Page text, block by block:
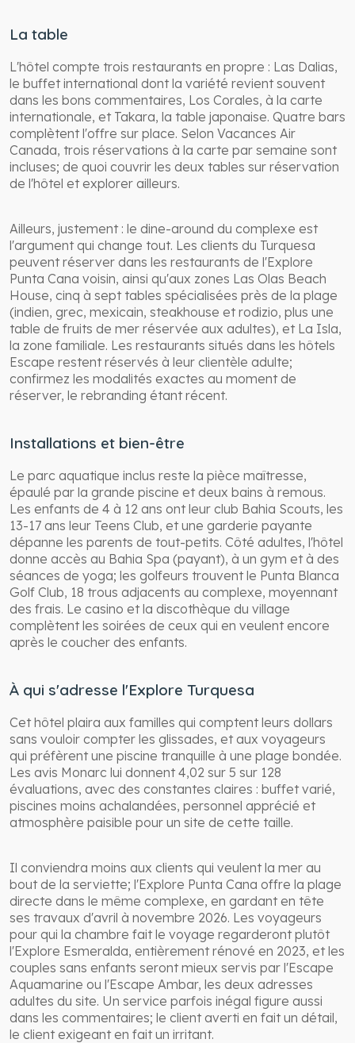
La table
L'hôtel compte trois restaurants en propre : Las Dalias,
le buffet international dont la variété revient souvent
dans les bons commentaires, Los Corales, à la carte
internationale, et Takara, la table japonaise. Quatre bars
complètent l'offre sur place. Selon Vacances Air
Canada, trois réservations à la carte par semaine sont
incluses; de quoi couvrir les deux tables sur réservation
de l'hôtel et explorer ailleurs.
Ailleurs, justement : le dine-around du complexe est
l'argument qui change tout. Les clients du Turquesa
peuvent réserver dans les restaurants de l'Explore
Punta Cana voisin, ainsi qu'aux zones Las Olas Beach
House, cinq à sept tables spécialisées près de la plage
(indien, grec, mexicain, steakhouse et rodizio, plus une
table de fruits de mer réservée aux adultes), et La Isla,
la zone familiale. Les restaurants situés dans les hôtels
Escape restent réservés à leur clientèle adulte;
confirmez les modalités exactes au moment de
réserver, le rebranding étant récent.
Installations et bien-être
Le parc aquatique inclus reste la pièce maîtresse,
épaulé par la grande piscine et deux bains à remous.
Les enfants de 4 à 12 ans ont leur club Bahia Scouts, les
13-17 ans leur Teens Club, et une garderie payante
dépanne les parents de tout-petits. Côté adultes, l'hôtel
donne accès au Bahia Spa (payant), à un gym et à des
séances de yoga; les golfeurs trouvent le Punta Blanca
Golf Club, 18 trous adjacents au complexe, moyennant
des frais. Le casino et la discothèque du village
complètent les soirées de ceux qui en veulent encore
après le coucher des enfants.
À qui s'adresse l'Explore Turquesa
Cet hôtel plaira aux familles qui comptent leurs dollars
sans vouloir compter les glissades, et aux voyageurs
qui préfèrent une piscine tranquille à une plage bondée.
Les avis Monarc lui donnent 4,02 sur 5 sur 128
évaluations, avec des constantes claires : buffet varié,
piscines moins achalandées, personnel apprécié et
atmosphère paisible pour un site de cette taille.
Il conviendra moins aux clients qui veulent la mer au
bout de la serviette; l'Explore Punta Cana offre la plage
directe dans le même complexe, en gardant en tête
ses travaux d'avril à novembre 2026. Les voyageurs
pour qui la chambre fait le voyage regarderont plutôt
l'Explore Esmeralda, entièrement rénové en 2023, et les
couples sans enfants seront mieux servis par l'Escape
Aquamarine ou l'Escape Ambar, les deux adresses
adultes du site. Un service parfois inégal figure aussi
dans les commentaires; le client averti en fait un détail,
le client exigeant en fait un irritant.